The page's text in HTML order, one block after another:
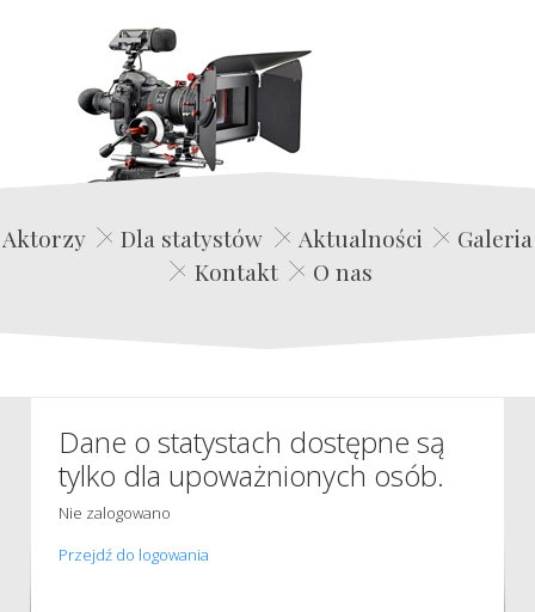
Edwin Film Agencja Aktorska
Aktorzy Dla statystów Aktualności
Galeria
Kontakt
O nas
Dane o statystach dostępne są
tylko dla upoważnionych osób.
Nie zalogowano
Przejdź do logowania